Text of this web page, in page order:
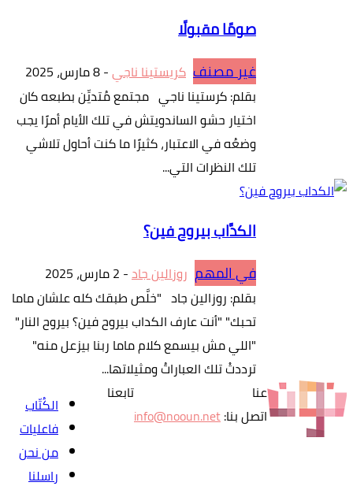
صومًا مقبولًا
كريستينا ناجي -8 مارس، 2025
بقلم: كرستينا ناجي مجتمع مُتديِّن بطبعه كان
اختيار حشو الساندويتش في تلك الأيام أمرًا يجب
وضعُه في الاعتبار، كثيرًا ما كنت أحاول تلاشي
تلك النظرات التي...
الكدَّاب بيروح فين؟
روزالين جاد-2 مارس، 2025
بقلم: روزالين جاد "خلَّص طبقك كله علشان ماما
تحبك" "أنت عارف الكداب بيروح فين؟ بيروح النار"
"اللي مش بيسمع كلام ماما ربنا بيزعل منه"
ترددتْ تلك العباراتُ ومثيلاتها...
عنا
اتصل بنا:info@nooun.net
الكُتّاب
فاعليات